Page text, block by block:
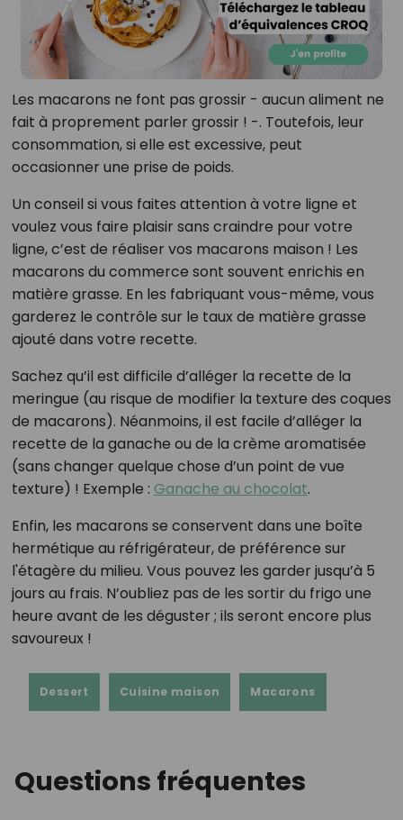
Les macarons ne font pas grossir - aucun aliment ne
fait à proprement parler grossir ! -. Toutefois, leur
consommation, si elle est excessive, peut
occasionner une prise de poids.
Un conseil si vous faites attention à votre ligne et
voulez vous faire plaisir sans craindre pour votre
ligne, c’est de réaliser vos macarons maison ! Les
macarons du commerce sont souvent enrichis en
matière grasse. En les fabriquant vous-même, vous
garderez le contrôle sur le taux de matière grasse
ajouté dans votre recette.
Sachez qu’il est difficile d’alléger la recette de la
meringue (au risque de modifier la texture des coques
de macarons). Néanmoins, il est facile d’alléger la
recette de la ganache ou de la crème aromatisée
(sans changer quelque chose d’un point de vue
texture) ! Exemple : Ganache au chocolat.
Enfin, les macarons se conservent dans une boîte
hermétique au réfrigérateur, de préférence sur
l'étagère du milieu. Vous pouvez les garder jusqu’à 5
jours au frais. N’oubliez pas de les sortir du frigo une
heure avant de les déguster ; ils seront encore plus
savoureux !
Dessert Cuisine maison Macarons
Questions fréquentes